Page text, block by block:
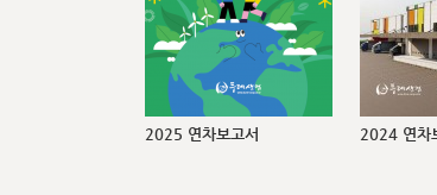
2025 연차보고서 2024 연차